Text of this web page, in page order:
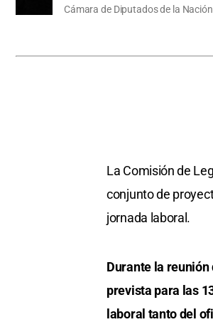
Cámara de Diputados de la
La Comisión de
conjunto de
jornada laboral.
Durante la reunión
prevista para las
laboral tanto del